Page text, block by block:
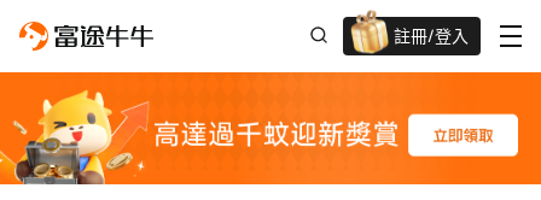
註冊/登入
高達過千蚊獎賞